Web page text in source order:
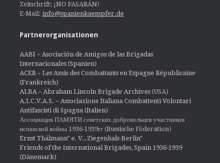
Zeitschrift: ¡NO PASARÁN!
E-Mail: info@spanienkaempfer.de
Partnerorganisationen
AABI – Asociación de Amigos de las Brigadas
Internacionales (Spanien)
ACER – Les Amis des Combattants en Espagne Républicaine
(Frankreich)
ALBA – Abraham Lincoln Brigade Archives (USA)
A.I.C.V.A.S. – Associazione Italiana Combattenti Volontari
Antifascisti di Spagna (Italien)
Ассоциация ПАМЯТИ советских добровольцев участников
испанской войны 1936-1939гг (Russische Föderation)
Ernst Thälmann" e. V., Ziegenhals-Berlin"
Friends of the International Brigades, Spain 1936-1939
(Dänemark)